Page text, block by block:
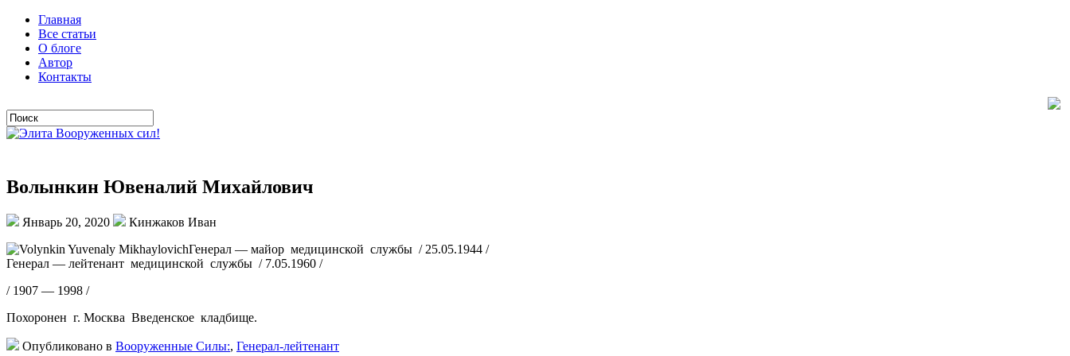
Главная
Все статьи
О блоге
Автор
Контакты
Волынкин Ювеналий Михайлович
Январь 20, 2020
Кинжаков Иван
Генерал — майор медицинской службы / 25.05.1944 /
Генерал — лейтенант медицинской службы / 7.05.1960 /
/ 1907 — 1998 /
Похоронен г. Москва Введенское кладбище.
Опубликовано в Вооруженные Силы:, Генерал-лейтенант